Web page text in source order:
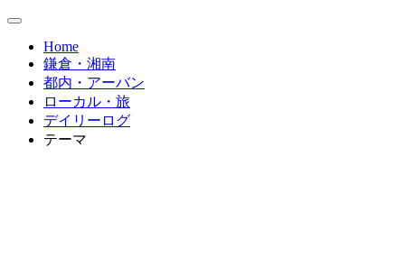
Home
鎌倉・湘南
都内・アーバン
ローカル・旅
デイリーログ
テーマ